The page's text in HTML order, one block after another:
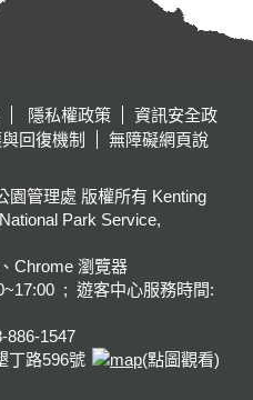
隱私權政策
資訊安全政
回復機制
無障礙網頁說
園管理處 版權所有 Kenting
Park Service,
Chrome 瀏覽器
; 遊客中心服務時間:
886-1547
丁路596號
(點圖觀看)